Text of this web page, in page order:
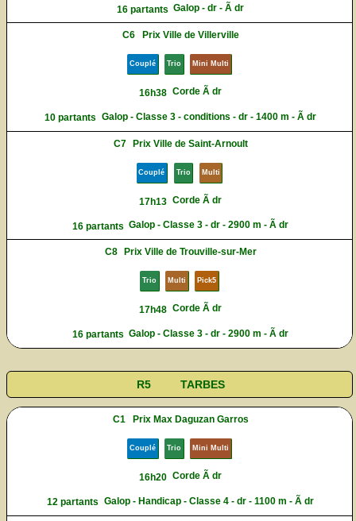
16 partants Galop - dr - Ã dr
C6 Prix Ville de Villerville
Couplé Trio Mini Multi
16h38 Corde Ã dr
10 partants Galop - Classe 3 - conditions - dr - 1400 m - Ã dr
C7 Prix Ville de Saint-Arnoult
Couplé Trio Multi
17h13 Corde Ã dr
16 partants Galop - Classe 3 - dr - 2900 m - Ã dr
C8 Prix Ville de Trouville-sur-Mer
Trio Multi Pick5
17h48 Corde Ã dr
16 partants Galop - Classe 3 - dr - 2900 m - Ã dr
R5 TARBES
C1 Prix Max Daguzan Garros
Couplé Trio Mini Multi
16h20 Corde Ã dr
12 partants Galop - Handicap - Classe 4 - dr - 1100 m - Ã dr